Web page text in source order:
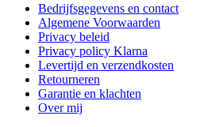
Bedrijfsgegevens en contact
Algemene Voorwaarden
Privacy beleid
Privacy policy Klarna
Levertijd en verzendkosten
Retourneren
Garantie en klachten
Over mij